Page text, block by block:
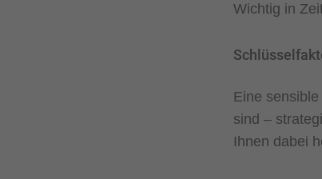
Wichtig in
Eine
sind –
Ihnen dabei